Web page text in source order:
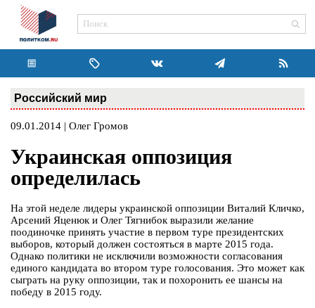
Российский мир
09.01.2014 | Олег Громов
Украинская оппозиция
определилась
На этой неделе лидеры украинской оппозиции Виталий Кличко,
Арсений Яценюк и Олег Тягнибок выразили желание
поодиночке принять участие в первом туре президентских
выборов, который должен состояться в марте 2015 года.
Однако политики не исключили возможности согласования
единого кандидата во втором туре голосования. Это может как
сыграть на руку оппозиции, так и похоронить ее шансы на
победу в 2015 году.